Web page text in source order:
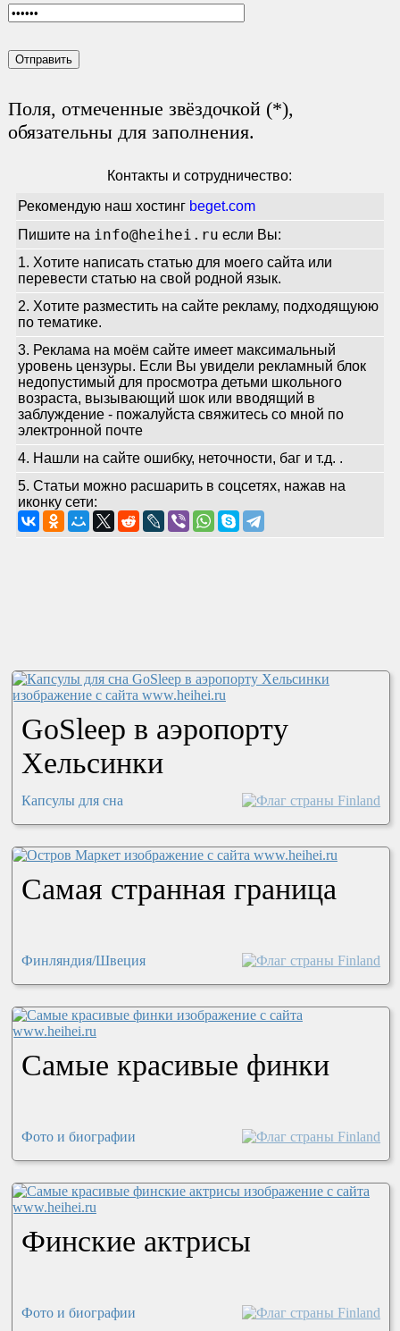
Поля, отмеченные звёздочкой (*),
обязательны для заполнения.
Контакты и сотрудничество:
Рекомендую наш хостинг beget.com
Пишите на info@heihei.ru если Вы:
1. Хотите написать статью для моего сайта или
перевести статью на свой родной язык.
2. Хотите разместить на сайте рекламу, подходящуюю
по тематике.
3. Реклама на моём сайте имеет максимальный
уровень цензуры. Если Вы увидели рекламный блок
недопустимый для просмотра детьми школьного
возраста, вызывающий шок или вводящий в
заблуждение - пожалуйста свяжитесь со мной по
электронной почте
4. Нашли на сайте ошибку, неточности, баг и т.д. .
5. Статьи можно расшарить в соцсетях, нажав на
иконку сети:
GoSleep в аэропорту
Хельсинки
Капсулы для сна
Самая странная граница
Финляндия/Швеция
Самые красивые финки
Фото и биографии
Финские актрисы
Фото и биографии